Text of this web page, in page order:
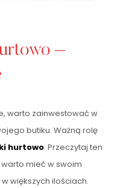
–
warto zainwestować w
butiku. Ważną rolę
hurtowo. Przeczytaj ten
mieć w swoim
w większych ilościach.